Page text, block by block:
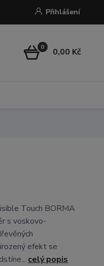
Přihlášení
0 0,00 Kč
Touch BORMA
s voskovo-
efekt se
celý popis